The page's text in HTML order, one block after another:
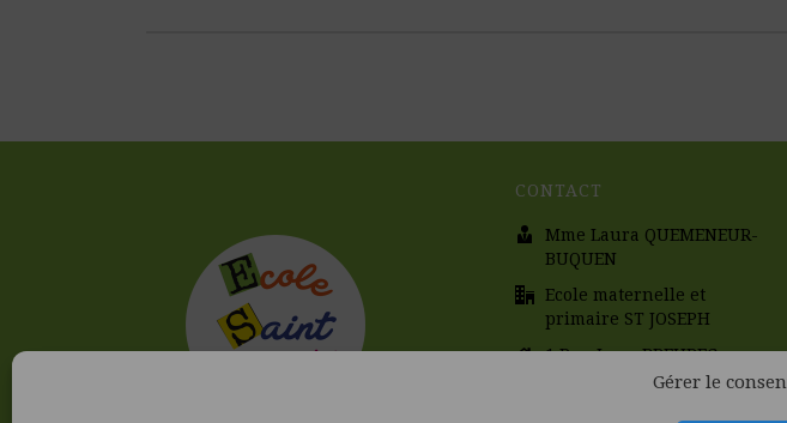
Gérer le
CONTACT
Mme Laura QUEMENEUR-
BUQUEN
Ecole maternelle et
primaire ST JOSEPH
1 Rue Leon BREUREC
56670 RIANTEC